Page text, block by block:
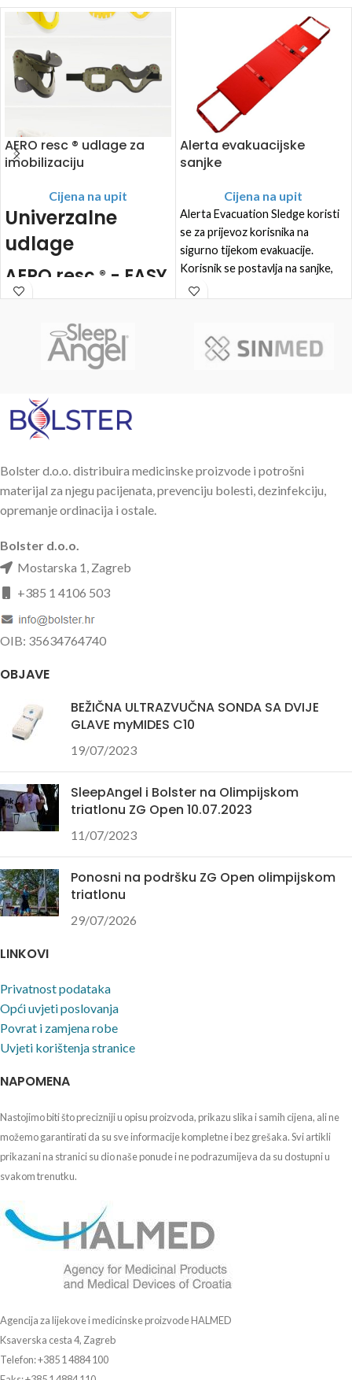
AERO resc ® udlage za
imobilizaciju
Cijena na upit
Univerzalne
udlage
AERO resc ® - EASY
udlaga
Savitljive univerzalne udlage za
imobilizaciju gotovo svih
udova i vratne kralježnice.
nabava@bolster.hr
Alerta evakuacijske
sanjke
Cijena na upit
Alerta Evacuation Sledge koristi
se za prijevoz korisnika na
sigurno tijekom evakuacije.
Korisnik se postavlja na sanjke,
učvršćuje remenima za prsa i
Bolster d.o.o. distribuira medicinske proizvode i potrošni
materijal za njegu pacijenata, prevenciju bolesti, dezinfekciju,
opremanje ordinacija i ostale.
Bolster d.o.o.
Mostarska 1, Zagreb
+385 1 4106 503
OIB: 35634764740
OBJAVE
BEŽIČNA ULTRAZVUČNA SONDA SA DVIJE
GLAVE myMIDES C10
19/07/2023
SleepAngel i Bolster na Olimpijskom
triatlonu ZG Open 10.07.2023
11/07/2023
Ponosni na podršku ZG Open olimpijskom
triatlonu
29/07/2026
LINKOVI
Privatnost podataka
Opći uvjeti poslovanja
Povrat i zamjena robe
Uvjeti korištenja stranice
NAPOMENA
Nastojimo biti što precizniji u opisu proizvoda, prikazu slika i samih cijena, ali ne
možemo garantirati da su sve informacije kompletne i bez grešaka. Svi artikli
prikazani na stranici su dio naše ponude i ne podrazumijeva da su dostupni u
svakom trenutku.
Agencija za lijekove i medicinske proizvode HALMED
Ksaverska cesta 4, Zagreb
Telefon: +385 1 4884 100